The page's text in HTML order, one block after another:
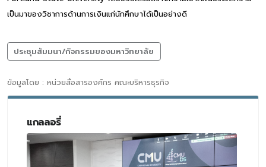
เป็นมาของวิชาการด้านการเงินแก่นักศึกษาได้เป็นอย่างดี
ประชุมสัมมนา/กิจกรรมของมหาวิทยาลัย
ข้อมูลโดย : หน่วยสื่อสารองค์กร คณะบริหารธุรกิจ
แกลลอรี่